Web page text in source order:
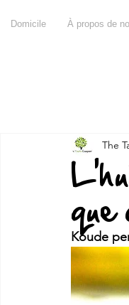
Domicile À propos de
À propos de l'huile
Full
Don Giovanni
The
Koude